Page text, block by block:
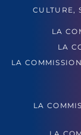
CULTURE,
LA
LA
LA
LA